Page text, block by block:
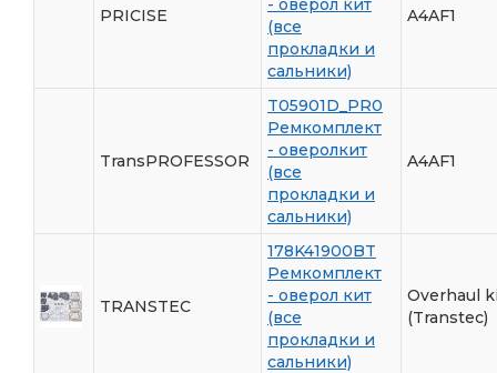
PRICISE
- оверол кит
(все
прокладки и
сальники)
A4AF1
TransPROFESSOR
T05901D_PR0
Ремкомплект
- оверолкит
(все
прокладки и
сальники)
A4AF1
TRANSTEC
178K41900BT
Ремкомплект
- оверол кит
(все
прокладки и
сальники)
Overhaul
(Transtec)